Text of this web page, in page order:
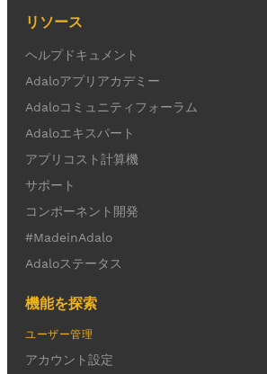
リソース
ヘルプドキュメント
Adaloアプリアカデミー
Adaloコミュニティフォーラム
Adaloエキスパート
アプリコスト計算機
サポート
コンポーネント開発
#MadeinAdalo
Adaloステータス
機能を探索
ユーザー管理
アカウント設定